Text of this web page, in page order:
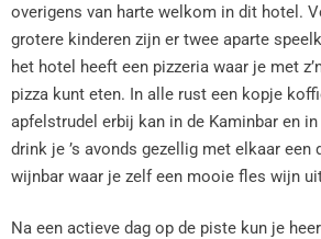
overigens van harte welkom in dit hotel.
grotere kinderen zijn er twee aparte
het hotel heeft een pizzeria waar je met
pizza kunt eten. In alle rust een kopje
apfelstrudel erbij kan in de Kaminbar en
drink je ’s avonds gezellig met elkaar een
wijnbar waar je zelf een mooie fles wijn
Na een actieve dag op de piste kun je